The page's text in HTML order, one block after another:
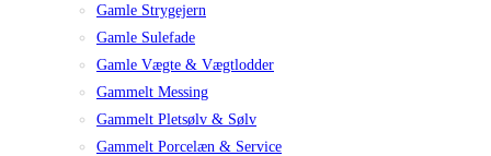
Gamle Strygejern
Gamle Sulefade
Gamle Vægte & Vægtlodder
Gammelt Messing
Gammelt Pletsølv & Sølv
Gammelt Porcelæn & Service